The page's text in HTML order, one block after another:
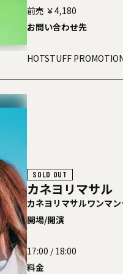
前売 ￥4,180
お問い合わせ先
HOTSTUFF
SOLD OUT
カネヨリマサル
カネヨリマサルワンマ
開場/開演
17:00 / 18:00
料金